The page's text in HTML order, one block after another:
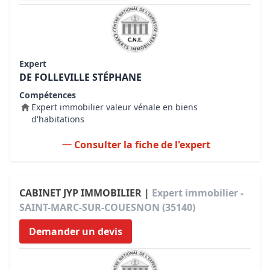
Expert
DE FOLLEVILLE STÉPHANE
Compétences
Expert immobilier valeur vénale en biens
d'habitations
Consulter la fiche de l'expert
CABINET JYP IMMOBILIER | Expert immobilier -
SAINT-MARC-SUR-COUESNON (35140)
Demander un devis